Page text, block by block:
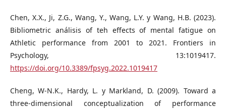
Chen, X.X., Ji, Z.G., Wang, Y., Wang, L.Y. y Wang, H.B. (2023).
Bibliometric análisis of teh effects of mental fatigue on
Athletic performance from 2001 to 2021. Frontiers in
Psychology, 13:1019417.
https://doi.org/10.3389/fpsyg.2022.1019417
Cheng, W-N.K., Hardy, L. y Markland, D. (2009). Toward a
three-dimensional conceptualization of performance